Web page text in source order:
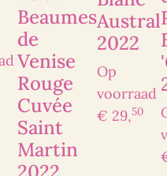
Beaumes
de
Venise
Rouge
Cuvée
Saint
Martin
Austral
2022
Op
voorraad
€ 29,50